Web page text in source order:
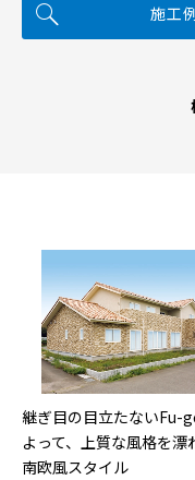
施工
継ぎ目の目立たないFu-
よって、上質な風格を漂
南欧風スタイル